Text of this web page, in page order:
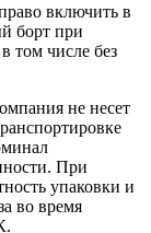
включить в
борт при
том числе без
не несет
При
упаковки и
во время